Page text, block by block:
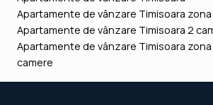
Apartamente de vânzare Timisoara
Apartamente de vânzare Timisoara 2
Apartamente de vânzare Timisoara
camere